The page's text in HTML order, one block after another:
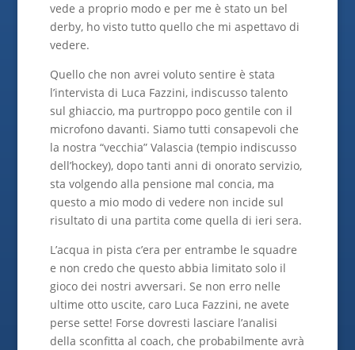
vede a proprio modo e per me è stato un bel
derby, ho visto tutto quello che mi aspettavo di
vedere.
Quello che non avrei voluto sentire è stata
l’intervista di Luca Fazzini, indiscusso talento
sul ghiaccio, ma purtroppo poco gentile con il
microfono davanti. Siamo tutti consapevoli che
la nostra “vecchia” Valascia (tempio indiscusso
dell’hockey), dopo tanti anni di onorato servizio,
sta volgendo alla pensione mal concia, ma
questo a mio modo di vedere non incide sul
risultato di una partita come quella di ieri sera.
L’acqua in pista c’era per entrambe le squadre
e non credo che questo abbia limitato solo il
gioco dei nostri avversari. Se non erro nelle
ultime otto uscite, caro Luca Fazzini, ne avete
perse sette! Forse dovresti lasciare l’analisi
della sconfitta al coach, che probabilmente avrà